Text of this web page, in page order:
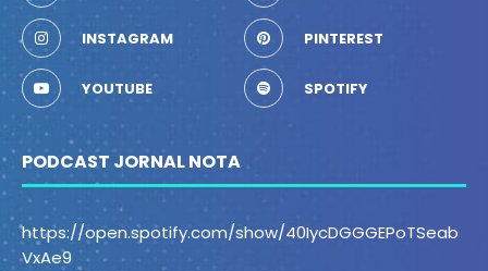
INSTAGRAM PINTEREST
YOUTUBE SPOTIFY
PODCAST JORNAL NOTA
https://open.spotify.com/show/40IycDGGGEPoTSeab
VxAe9